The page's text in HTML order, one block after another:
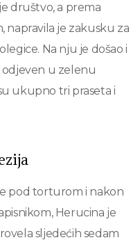
društvo, a prema
napravila je zakusku za
Na nju je došao i
u zelenu
ukupno tri praseta i
pod torturom i nakon
Herucina je
sljedećih sedam